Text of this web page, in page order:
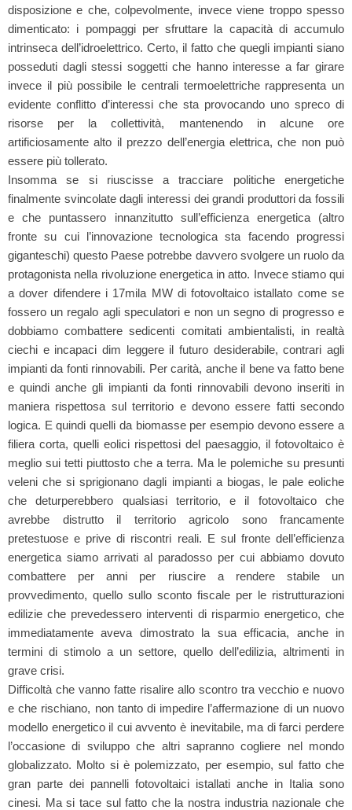
disposizione e che, colpevolmente, invece viene troppo spesso
dimenticato: i pompaggi per sfruttare la capacità di accumulo
intrinseca dell’idroelettrico. Certo, il fatto che quegli impianti siano
posseduti dagli stessi soggetti che hanno interesse a far girare
invece il più possibile le centrali termoelettriche rappresenta un
evidente conflitto d’interessi che sta provocando uno spreco di
risorse per la collettività, mantenendo in alcune ore
artificiosamente alto il prezzo dell’energia elettrica, che non può
essere più tollerato.
Insomma se si riuscisse a tracciare politiche energetiche
finalmente svincolate dagli interessi dei grandi produttori da fossili
e che puntassero innanzitutto sull’efficienza energetica (altro
fronte su cui l’innovazione tecnologica sta facendo progressi
giganteschi) questo Paese potrebbe davvero svolgere un ruolo da
protagonista nella rivoluzione energetica in atto. Invece stiamo qui
a dover difendere i 17mila MW di fotovoltaico istallato come se
fossero un regalo agli speculatori e non un segno di progresso e
dobbiamo combattere sedicenti comitati ambientalisti, in realtà
ciechi e incapaci dim leggere il futuro desiderabile, contrari agli
impianti da fonti rinnovabili. Per carità, anche il bene va fatto bene
e quindi anche gli impianti da fonti rinnovabili devono inseriti in
maniera rispettosa sul territorio e devono essere fatti secondo
logica. E quindi quelli da biomasse per esempio devono essere a
filiera corta, quelli eolici rispettosi del paesaggio, il fotovoltaico è
meglio sui tetti piuttosto che a terra. Ma le polemiche su presunti
veleni che si sprigionano dagli impianti a biogas, le pale eoliche
che deturperebbero qualsiasi territorio, e il fotovoltaico che
avrebbe distrutto il territorio agricolo sono francamente
pretestuose e prive di riscontri reali. E sul fronte dell’efficienza
energetica siamo arrivati al paradosso per cui abbiamo dovuto
combattere per anni per riuscire a rendere stabile un
provvedimento, quello sullo sconto fiscale per le ristrutturazioni
edilizie che prevedessero interventi di risparmio energetico, che
immediatamente aveva dimostrato la sua efficacia, anche in
termini di stimolo a un settore, quello dell’edilizia, altrimenti in
grave crisi.
Difficoltà che vanno fatte risalire allo scontro tra vecchio e nuovo
e che rischiano, non tanto di impedire l’affermazione di un nuovo
modello energetico il cui avvento è inevitabile, ma di farci perdere
l’occasione di sviluppo che altri sapranno cogliere nel mondo
globalizzato. Molto si è polemizzato, per esempio, sul fatto che
gran parte dei pannelli fotovoltaici istallati anche in Italia sono
cinesi. Ma si tace sul fatto che la nostra industria nazionale che